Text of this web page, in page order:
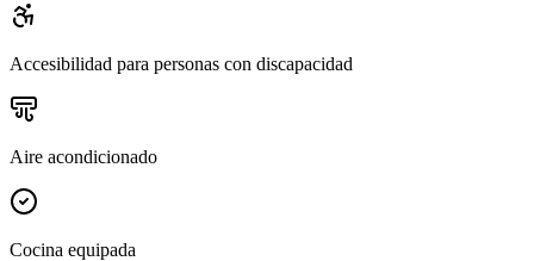
Accesibilidad para personas con discapacidad
Aire acondicionado
Cocina equipada